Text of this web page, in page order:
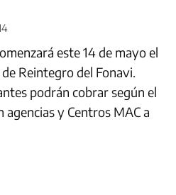
este 14 de mayo el
Reintegro del Fonavi.
podrán cobrar según el
y Centros MAC a